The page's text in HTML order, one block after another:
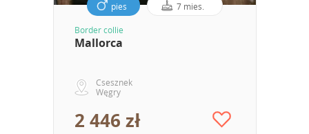
pies 7 mies.
Border collie
Mallorca
Csesznek
Węgry
2 446 zł